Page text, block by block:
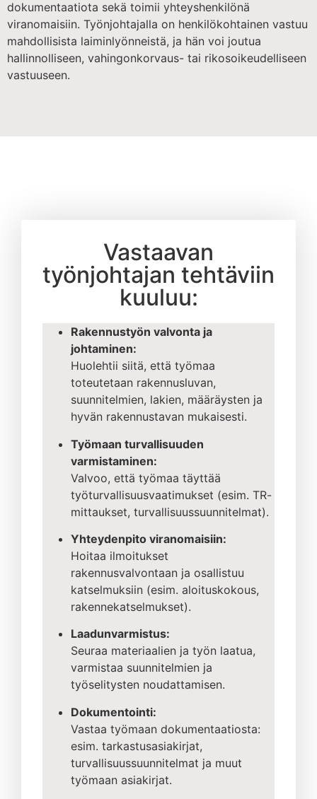
dokumentaatiota sekä toimii yhteyshenkilönä
viranomaisiin. Työnjohtajalla on henkilökohtainen vastuu
mahdollisista laiminlyönneistä, ja hän voi joutua
hallinnolliseen, vahingonkorvaus- tai rikosoikeudelliseen
vastuuseen.
Vastaavan
työnjohtajan tehtäviin
kuuluu:
Rakennustyön valvonta ja
johtaminen:
Huolehtii siitä, että työmaa
toteutetaan rakennusluvan,
suunnitelmien, lakien, määräysten ja
hyvän rakennustavan mukaisesti.
Työmaan turvallisuuden
varmistaminen:
Valvoo, että työmaa täyttää
työturvallisuusvaatimukset (esim. TR-
mittaukset, turvallisuussuunnitelmat).
Yhteydenpito viranomaisiin:
Hoitaa ilmoitukset
rakennusvalvontaan ja osallistuu
katselmuksiin (esim. aloituskokous,
rakennekatselmukset).
Laadunvarmistus:
Seuraa materiaalien ja työn laatua,
varmistaa suunnitelmien ja
työselitysten noudattamisen.
Dokumentointi:
Vastaa työmaan dokumentaatiosta:
esim. tarkastusasiakirjat,
turvallisuussuunnitelmat ja muut
työmaan asiakirjat.